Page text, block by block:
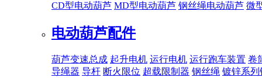
CD型电动葫芦 MD型电动葫芦 钢丝绳电动葫芦 微
电动葫芦配件
葫芦变速总成 起升电机 运行电机 运行跑车装置 卷
导绳器 导杆 断火限位 超载限制器 钢丝绳 镀锌系列